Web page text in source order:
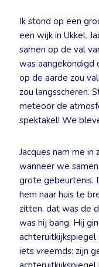
Ik stond op een
een wijk in Ukkel.
samen op de val
was
op de aarde zou
zou langsscheren.
meteoor de
spektakel! We
Jacques nam me
wanneer we
grote gebeurtenis.
hem naar huis te
zitten, dat was de
was hij bang. Hij
achteruitkijkspiegel
iets vreemds: zijn